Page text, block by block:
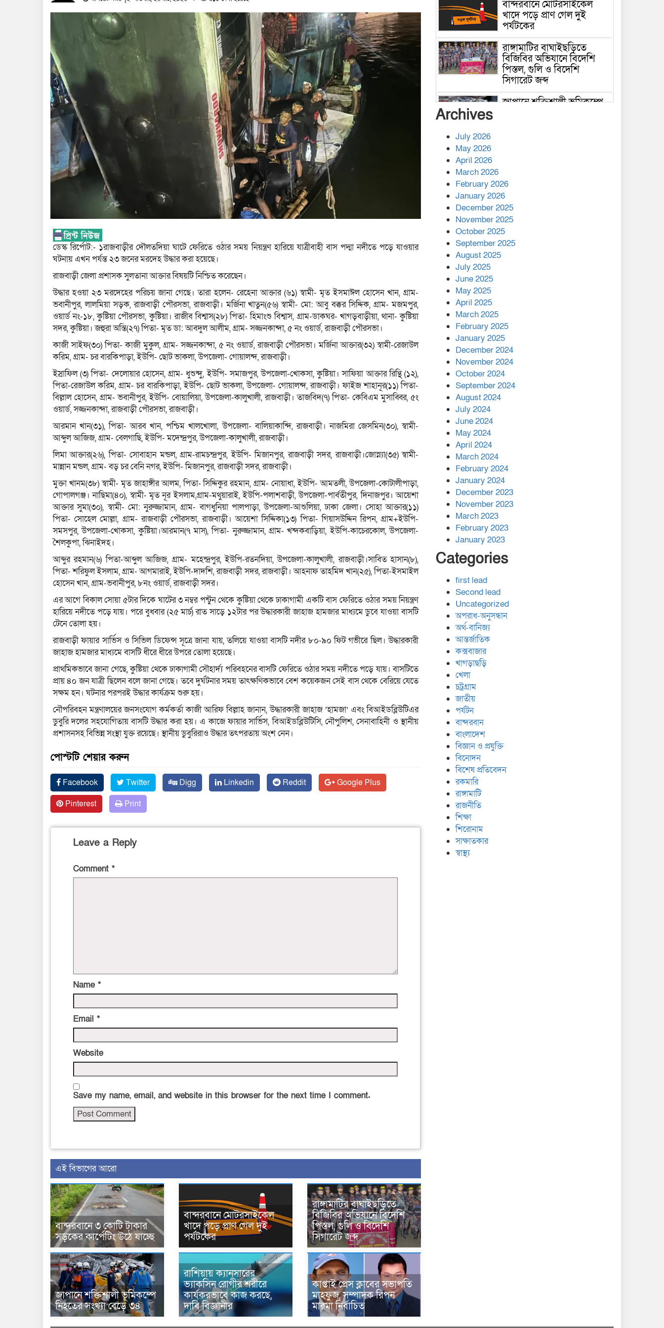
ডেস্ক রির্পোট:- ১রাজবাড়ীর দৌলতদিয়া ঘাটে ফেরিতে ওঠার সময় নিয়ন্ত্রণ হারিয়ে যাত্রীবাহী বাস পদ্মা নদীতে পড়ে যাওয়ার
ঘটনায় এখন পর্যন্ত ২৩ জনের মরদেহ উদ্ধার করা হয়েছে।
রাজবাড়ী জেলা প্রশাসক সুলতানা আক্তার বিষয়টি নিশ্চিত করেছেন।
উদ্ধার হওয়া ২৩ মরদেহের পরিচয় জানা গেছে। তারা হলেন- রেহেনা আক্তার (৬১) স্বামী- মৃত ইসমাঈল হোসেন খান, গ্রাম-
ভবানীপুর, লালমিয়া সড়ক, রাজবাড়ী পৌরসভা, রাজবাড়ী। মর্জিনা খাতুন(৫৬) স্বামী- মো: আবু বক্কর সিদ্দিক, গ্রাম- মজমপুর,
ওয়ার্ড নং-১৮, কুষ্টিয়া পৌরসভা, কুষ্টিয়া। রাজীব বিশ্বাস(২৮) পিতা- হিমাংশু বিশ্বাস, গ্রাম-ডাকঘর- খাগড়বাড়ীয়া, থানা- কুষ্টিয়া
সদর, কুষ্টিয়া। জহুরা অন্তি(২৭) পিতা- মৃত ডা: আবদুল আলীম, গ্রাম- সজ্জনকান্দা, ৫ নং ওয়ার্ড, রাজবাড়ী পৌরসভা।
কাজী সাইফ(৩০) পিতা- কাজী মুকুল, গ্রাম- সজ্জনকান্দা, ৫ নং ওয়ার্ড, রাজবাড়ী পৌরসভা। মর্জিনা আক্তার(৩২) স্বামী-রেজাউল
করিম, গ্রাম- চর বারকিপাড়া, ইউপি- ছোট ভাকলা, উপজেলা- গোয়ালন্দ, রাজবাড়ী।
ইস্রাফিল (৩) পিতা- দেলোয়ার হোসেন, গ্রাম- ধুশুন্দু, ইউপি- সমাজপুর, উপজেলা-খোকসা, কুষ্টিয়া। সাফিয়া আক্তার রিন্থি (১২),
পিতা-রেজাউল করিম, গ্রাম- চর বারকিপাড়া, ইউপি- ছোট ভাকলা, উপজেলা- গোয়ালন্দ, রাজবাড়ী। ফাইজ শাহানূর(১১) পিতা-
বিল্লাল হোসেন, গ্রাম- ভবানীপুর, ইউপি- বোয়ালিয়া, উপজেলা-কালুখালী, রাজবাড়ী। তাজবিদ(৭) পিতা- কেবিএম মুসাব্বির, ৫ং
ওয়ার্ড, সজ্জনকান্দা, রাজবাড়ী পৌরসভা, রাজবাড়ী।
আরমান খান(৩১), পিতা- আরব খান, পশ্চিম খালখোলা, উপজেলা- বালিয়াকান্দি, রাজবাড়ী। নাজমিরা জেসমিন(৩০), স্বামী-
আব্দুল আজিজ, গ্রাম- বেলগাছি, ইউপি- মদেন্দ্রপুর, উপজেলা-কালুখালী, রাজবাড়ী।
লিমা আক্তার(২৬), পিতা- সোবাহান মন্ডল, গ্রাম-রামচন্দ্রপুর, ইউপি- মিজানপুর, রাজবাড়ী সদর, রাজবাড়ী।জোস্ন্যা(৩৫) স্বামী-
মান্নান মন্ডল, গ্রাম- বড় চর বেনি নগর, ইউপি- মিজানপুর, রাজবাড়ী সদর, রাজবাড়ী।
মুক্তা খানম(৩৮) স্বামী- মৃত জাহাঙ্গীর আলম, পিতা- সিদ্দিকুর রহমান, গ্রাম- নোয়াধা, ইউপি- আমতলী, উপজেলা-কোটালীপাড়া,
গোপালগঞ্জ। নাছিমা(৪০), স্বামী- মৃত নূর ইসলাম,গ্রাম-মথুয়ারাই, ইউপি-পলাশবাড়ী, উপজেলা-পার্বতীপুর, দিনাজপুর। আয়েশা
আক্তার সুমা(৩০), স্বামী- মো: নুরুজ্জামান, গ্রাম- বাগধুনিয়া পালপাড়া, উপজেলা-আশুলিয়া, ঢাকা জেলা। সোহা আক্তার(১১)
পিতা- সোহেল মোল্লা, গ্রাম- রাজবাড়ী পৌরসভা, রাজবাড়ী। আয়েশা সিদ্দিকা(১৩) পিতা- গিয়াসউদ্দিন রিপন, গ্রাম+ইউপি-
সমসপুর, উপজেলা-খোকসা, কুষ্টিয়া।আরমান(৭ মাস), পিতা- নুরুজ্জামান, গ্রাম- খন্দকবাড়িয়া, ইউপি-কাচেরকোল, উপজেলা-
শৈলকুপা, ঝিনাইদহ।
আব্দুর রহমান(৬) পিতা-আব্দুল আজিজ, গ্রাম- মহেন্দ্রপুর, ইউপি-রতনদিয়া, উপজেলা-কালুখালী, রাজবাড়ী।সাবিত হাসান(৮),
পিতা- শরিফুল ইসলাম, গ্রাম- আগমারাই, ইউপি-দাদশি, রাজবাড়ী সদর, রাজবাড়ী। আহনাফ তাহমিদ খান(২৫), পিতা-ইসমাইল
হোসেন খান, গ্রাম-ভবানীপুর, ৮নং ওয়ার্ড, রাজবাড়ী সদর।
এর আগে বিকাল সোয়া ৫টার দিকে ঘাটের ৩ নম্বর পন্টুন থেকে কুষ্টিয়া থেকে ঢাকাগামী একটি বাস ফেরিতে ওঠার সময় নিয়ন্ত্রণ
হারিয়ে নদীতে পড়ে যায়। পরে বুধবার (২৫ মার্চ) রাত সাড়ে ১২টার পর উদ্ধারকারী জাহাজ হামজার মাধ্যমে ডুবে যাওয়া বাসটি
টেনে তোলা হয়।
রাজবাড়ী ফায়ার সার্ভিস ও সিভিল ডিফেন্স সূত্রে জানা যায়, তলিয়ে যাওয়া বাসটি নদীর ৮০-৯০ ফিট গভীরে ছিল। উদ্ধারকারী
জাহাজ হামজার মাধ্যমে বাসটি ধীরে ধীরে উপরে তোলা হয়েছে।
প্রাথমিকভাবে জানা গেছে, কুষ্টিয়া থেকে ঢাকাগামী সৌহার্দ্য পরিবহনের বাসটি ফেরিতে ওঠার সময় নদীতে পড়ে যায়। বাসটিতে
প্রায় ৪০ জন যাত্রী ছিলেন বলে জানা গেছে। তবে দুর্ঘটনার সময় তাৎক্ষণিকভাবে বেশ কয়েকজন সেই বাস থেকে বেরিয়ে যেতে
সক্ষম হন। ঘটনার পরপরই উদ্ধার কার্যক্রম শুরু হয়।
নৌপরিবহন মন্ত্রণালয়ের জনসংযোগ কর্মকর্তা কাজী আরিফ বিল্লাহ জানান, উদ্ধারকারী জাহাজ ‘হামজা’ এবং বিআইডব্লিউটিএর
ডুবুরি দলের সহযোগিতায় বাসটি উদ্ধার করা হয়। এ কাজে ফায়ার সার্ভিস, বিআইডব্লিউটিসি, নৌপুলিশ, সেনাবাহিনী ও স্থানীয়
প্রশাসনসহ বিভিন্ন সংস্থা যুক্ত রয়েছে। স্থানীয় ডুবুরিরাও উদ্ধার তৎপরতায় অংশ নেন।
পোস্টটি শেয়ার করুন
Facebook Twitter Digg Linkedin Reddit
Google Plus
Pinterest
Print
Leave a Reply
Comment *
Name *
Email *
Website
Save my name, email, and website in this browser for the next time I comment.
এই বিভাগের আরো
বান্দরবানে ৩ কোটি টাকার
সড়কের কার্পেটিং উঠে যাচ্ছে
বান্দরবানে মোটরসাইকেল
খাদে পড়ে প্রাণ গেল দুই
পর্যটকের
রাঙ্গামাটির বাঘাইছড়িতে
বিজিবির অভিযানে বিদেশি
পিস্তল, গুলি ও বিদেশি
সিগারেট জব্দ
জাপানে শক্তিশালী ভূমিকম্পে
নিহতের সংখ্যা বেড়ে ৩৪
রাশিয়ায় ক্যানসারের
ভ্যাকসিন রোগীর শরীরে
কার্যকরভাবে কাজ করছে,
দাবি বিজ্ঞানীর
কাপ্তাই প্রেস ক্লাবের সভাপতি
মাহফুজ, সম্পাদক রিপন
মারমা নির্বাচিত
বান্দরবানে মোটরসাইকেল
খাদে পড়ে প্রাণ গেল দুই
পর্যটকের
রাঙ্গামাটির বাঘাইছড়িতে
বিজিবির অভিযানে বিদেশি
পিস্তল, গুলি ও বিদেশি
সিগারেট জব্দ
জাপানে শক্তিশালী ভূমিকম্পে
কাপ্তাই প্রেস ক্লাবের সভাপতি
মাহফুজ, সম্পাদক রিপন মারমা
নির্বাচিত
মালয়েশিয়ার প্রধানমন্ত্রীকে চিঠি
দেয়ার পর ফোন তারেক
রহমানের,গ্যাস সঙ্কট
মোকাবিলায় সহায়তার আশ্বাস
এক বিলিয়ন ডলার বিনিয়োগ
হবে আনোয়ারায়
বান্দরবানে বন্যায় ক্ষতিগ্রস্তদের
মাঝে সহায়তা দিলেন সাচিং প্রু
জেরী
Archives
July 2026
May 2026
April 2026
March 2026
February 2026
January 2026
December 2025
November 2025
October 2025
September 2025
August 2025
July 2025
June 2025
May 2025
April 2025
March 2025
February 2025
January 2025
December 2024
November 2024
October 2024
September 2024
August 2024
July 2024
June 2024
May 2024
April 2024
March 2024
February 2024
January 2024
December 2023
November 2023
March 2023
February 2023
January 2023
Categories
first lead
Second lead
Uncategorized
অপরাধ-অনুসন্ধান
অর্থ-বানিজ্য
আন্তর্জাতিক
কক্সবাজার
খাগড়াছড়ি
খেলা
চট্রগ্রাম
জাতীয়
পর্যটন
বান্দরবান
বাংলাদেশ
বিজ্ঞান ও প্রযুক্তি
বিনোদন
বিশেষ প্রতিবেদন
রকমারি
রাঙ্গামাটি
রাজনীতি
শিক্ষা
শিরোনাম
সাক্ষাতকার
স্বাস্থ্য